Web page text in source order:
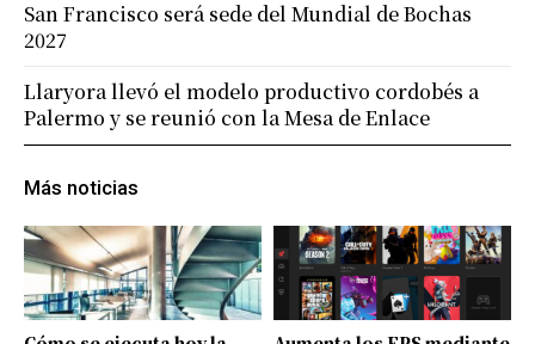
Más noticias
San Francisco será sede del Mundial de Bochas
2027
Llaryora llevó el modelo productivo cordobés a
Palermo y se reunió con la Mesa de Enlace